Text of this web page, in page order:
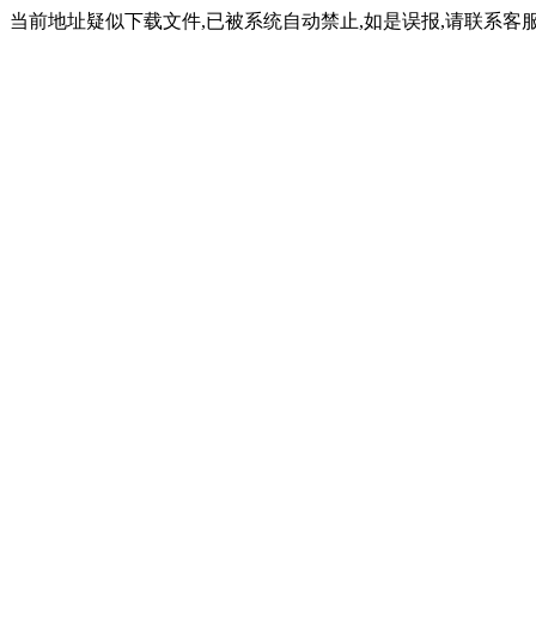
当前地址疑似下载文件,已被系统自动禁止,如是误报,请联系客